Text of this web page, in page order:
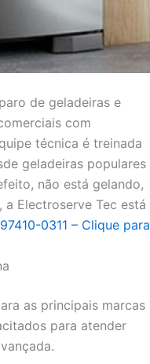
de geladeiras e
com
técnica é treinada
geladeiras populares
não está gelando,
Electroserve Tec está
0311 – Clique para
as principais marcas
para atender